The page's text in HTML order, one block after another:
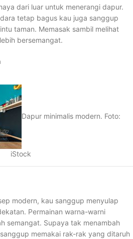
dari luar untuk menerangi dapur.
tetap bagus kau juga sanggup
taman. Memasak sambil melihat
bersemangat.
Dapur minimalis modern. Foto:
iStock
modern, kau sanggup menyulap
Permainan warna-warni
semangat. Supaya tak menambah
memakai rak-rak yang ditaruh